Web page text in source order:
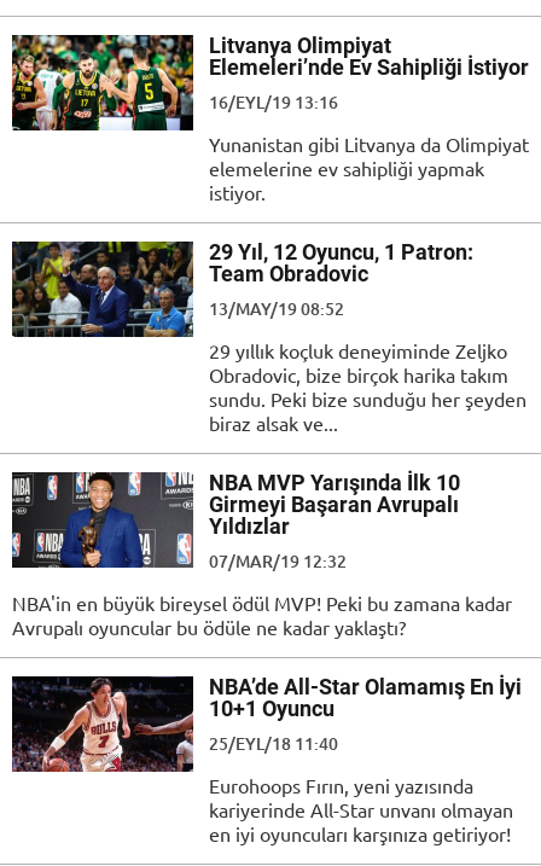
Litvanya Olimpiyat
Elemeleri’nde Ev Sahipliği İstiyor
16/EYL/19 13:16
Yunanistan gibi Litvanya da Olimpiyat
elemelerine ev sahipliği yapmak
istiyor.
29 Yıl, 12 Oyuncu, 1 Patron:
Team Obradovic
13/MAY/19 08:52
29 yıllık koçluk deneyiminde Zeljko
Obradovic, bize birçok harika takım
sundu. Peki bize sunduğu her şeyden
biraz alsak ve...
NBA MVP Yarışında İlk 10
Girmeyi Başaran Avrupalı
Yıldızlar
07/MAR/19 12:32
NBA'in en büyük bireysel ödül MVP! Peki bu zamana kadar
Avrupalı oyuncular bu ödüle ne kadar yaklaştı?
NBA’de All-Star Olamamış En İyi
10+1 Oyuncu
25/EYL/18 11:40
Eurohoops Fırın, yeni yazısında
kariyerinde All-Star unvanı olmayan
en iyi oyuncuları karşınıza getiriyor!